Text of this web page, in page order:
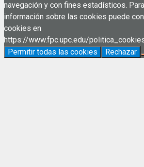
navegación y con fines estadísticos.
información sobre las cookies puede
cookies en
https://www.fpc.upc.edu/
Permitir todas las cookies
Rechazar